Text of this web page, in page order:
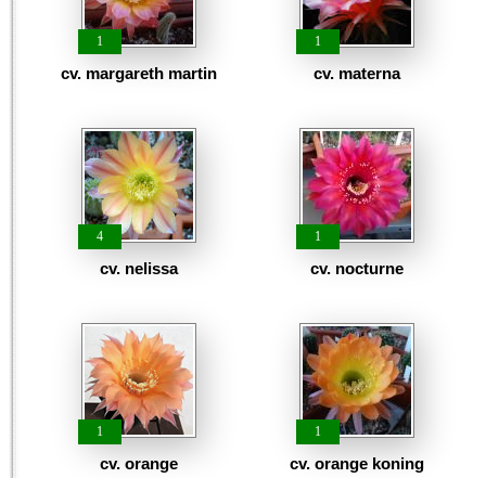
1
cv. margareth martin
1
cv. materna
4
cv. nelissa
1
cv. nocturne
1
cv. orange
1
cv. orange koning